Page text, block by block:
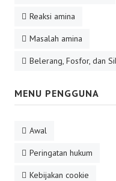
Reaksi amina
Masalah amina
Belerang, Fosfor, dan
MENU PENGGUNA
Awal
Peringatan hukum
Kebijakan cookie